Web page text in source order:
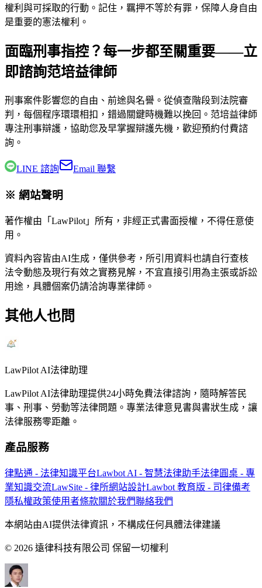
權利與可採取的行動。記住，羈押不等於有罪，保障人身自由
是重要的憲法權利。
面臨刑事指控？每一步都至關重要——立
即諮詢范培益律師
刑事案件影響您的自由、前途與名譽。從偵查階段到法院審
判，每個程序環環相扣，錯過關鍵時機難以挽回。 范培益律師
專注刑事辯護，協助您及早掌握辯護先機，歡迎預約付費諮
詢。
LINE 諮詢 Email 聯繫
※ 網站聲明
著作權由「LawPilot」所有，非經正式書面授權，不得任意使
用。
資料內容皆由AI生成，僅供參考，所引用資料也請自行查核
法令動態及現行有效之實務見解，不宜直接引用為主張或訴訟
用途，具體個案仍請洽詢專業律師。
其他人也問
LawPilot AI法律助理
LawPilot AI法律助理提供24小時免費法律諮詢，隨時解答民
事、刑事、勞動等法律問題。專業法律意見書與書狀生成，讓
法律服務零距離。
產品服務
律點通 - 法律知識平台Lawbot AI - 智慧法律助手法律圓桌 - 專
業知識交流LawSite - 律所網站設計Lawbot 教育版 - 司律備考
隱私權政策使用者條款關於我們聯絡我們
本網站由AI提供法律資訊，不構成任何具體法律建議
© 2026 遠律科技有限公司 保留一切權利